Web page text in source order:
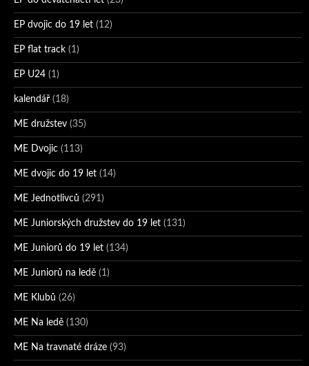
EP dvojic do 19 let (12)
EP flat track (1)
EP U24 (1)
kalendář (18)
ME družstev (35)
ME Dvojic (113)
ME dvojic do 19 let (14)
ME Jednotlivců (291)
ME Juniorských družstev do 19 let (131)
ME Juniorů do 19 let (134)
ME Juniorů na ledě (1)
ME Klubů (26)
ME Na ledě (130)
ME Na travnaté dráze (93)